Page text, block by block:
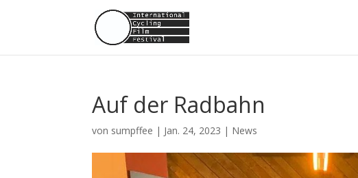
Auf der Radbahn
von sumpffee | Jan. 24, 2023 | News